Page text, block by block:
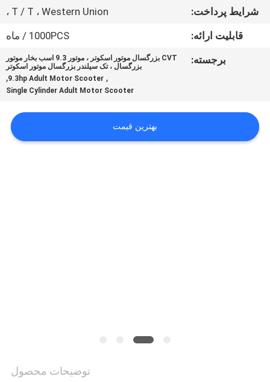
تماس
بگیرید
درخواست
قول
شرایط پرداخت:
T / T ، Western Union ،
قابلیت ارائه:
1000PCS / ماه
برجسته:
CVT بزرگسال موتور اسکوتر ، موتور 9.3 اسب بخار موتور
بزرگسال ، تک سیلندر بزرگسال موتور اسکوتر
,
9.3hp Adult Motor Scooter
,
Single Cylinder Adult Motor Scooter
بهترین قیمت
توضیحات محصول